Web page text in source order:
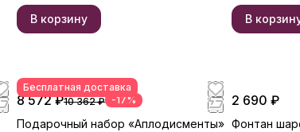
В корзину В
Бесплатная доставка
8 572 ₽10 362 ₽ -17%
Подарочный набор «Аплодисменты»
2 690 ₽
Фонтан